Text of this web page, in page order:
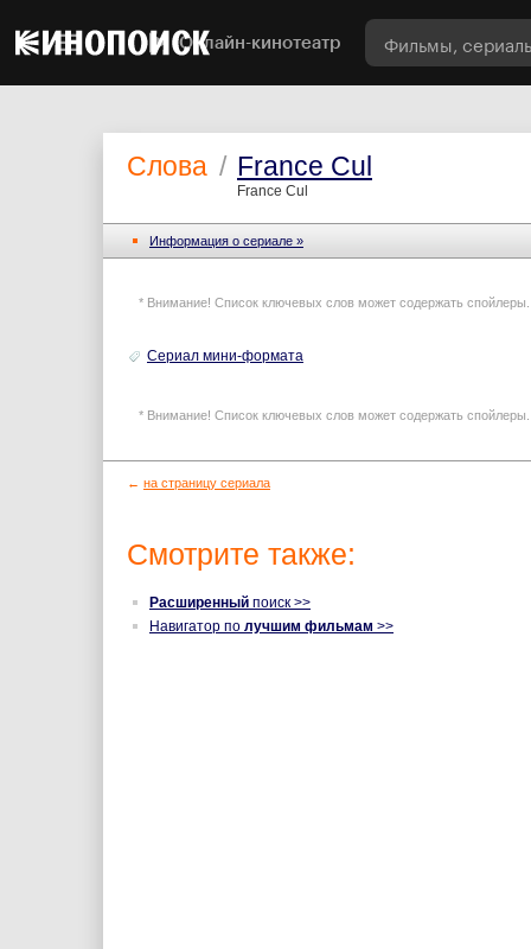
Онлайн-кинотеатр
Слова / France Cul
France Cul
Информация o сериале »
* Внимание! Список ключевых слов может содержать
Сериал мини-формата
* Внимание! Список ключевых слов может содержать
← на страницу сериала
Смотрите также:
Расширенный поиск >>
Навигатор по лучшим фильмам >>